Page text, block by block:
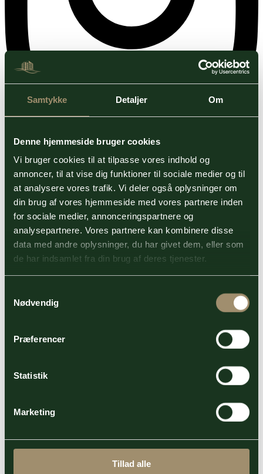
Samtykke Detaljer Om
Denne hjemmeside bruger cookies
Vi bruger cookies til at tilpasse vores indhold og
annoncer, til at vise dig funktioner til sociale medier og til
at analysere vores trafik. Vi deler også oplysninger om
din brug af vores hjemmeside med vores partnere inden
for sociale medier, annonceringspartnere og
analysepartnere. Vores partnere kan kombinere disse
data med andre oplysninger, du har givet dem, eller som
de har indsamlet fra din brug af deres tjenester.
Nødvendig
Præferencer
Statistik
Marketing
Tillad alle